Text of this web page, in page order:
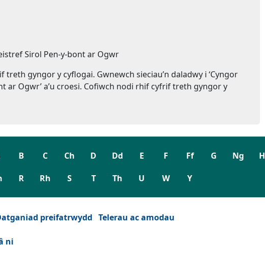
Sirol Pen-y-bont ar Ogwr
gyngor y cyflogai. Gwnewch sieciau’n daladwy i ‘Cyngor
ar Ogwr’ a’u croesi. Cofiwch nodi rhif cyfrif treth gyngor y
B C Ch D Dd E F Ff G Ng H
R Rh S T Th U W Y
preifatrwydd Telerau ac amodau
ni